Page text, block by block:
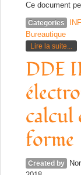
Ce document
Categories
Bureautique
Lire la suite...
DDE
calcul
forme
Created by